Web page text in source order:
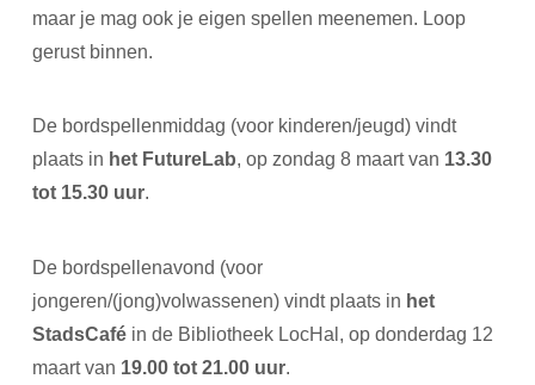
maar je mag ook je eigen spellen meenemen. Loop
gerust binnen.
De bordspellenmiddag (voor kinderen/jeugd) vindt
plaats in het FutureLab, op zondag 8 maart van 13.30
tot 15.30 uur.
De bordspellenavond (voor
jongeren/(jong)volwassenen) vindt plaats in het
StadsCaféin de Bibliotheek LocHal, op donderdag 12
maart van 19.00 tot 21.00 uur.